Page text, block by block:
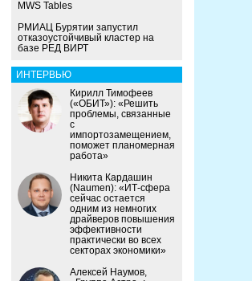
MWS Tables
РМИАЦ Бурятии запустил
отказоустойчивый кластер на
базе РЕД ВИРТ
ИНТЕРВЬЮ
Кирилл Тимофеев
(«ОБИТ»): «Решить
проблемы, связанные
с
импортозамещением,
поможет планомерная
работа»
Никита Кардашин
(Naumen): «ИТ-сфера
сейчас остается
одним из немногих
драйверов повышения
эффективности
практически во всех
секторах экономики»
Алексей Наумов,